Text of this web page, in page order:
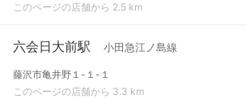
このページの店舗から 2.5 km
六会日大前駅 小田急江ノ島線
藤沢市亀井野１-１-１
このページの店舗から 3.3 km